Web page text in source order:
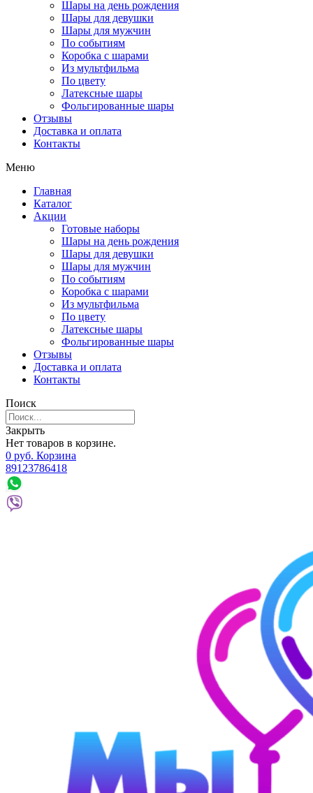
Шары на день рождения
Шары для девушки
Шары для мужчин
По событиям
Коробка с шарами
Из мультфильма
По цвету
Латексные шары
Фольгированные шары
Отзывы
Доставка и оплата
Контакты
Меню
Главная
Каталог
Акции
Готовые наборы
Шары на день рождения
Шары для девушки
Шары для мужчин
По событиям
Коробка с шарами
Из мультфильма
По цвету
Латексные шары
Фольгированные шары
Отзывы
Доставка и оплата
Контакты
Поиск
Закрыть
Нет товаров в корзине.
0 руб. Корзина
89123786418